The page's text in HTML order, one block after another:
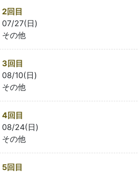
2回目
07/27(日)
その他
3回目
08/10(日)
その他
4回目
08/24(日)
その他
5回目